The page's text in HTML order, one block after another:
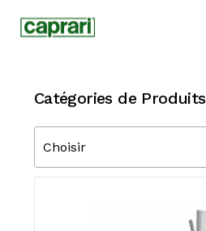
Catégories de Produits
Choisir